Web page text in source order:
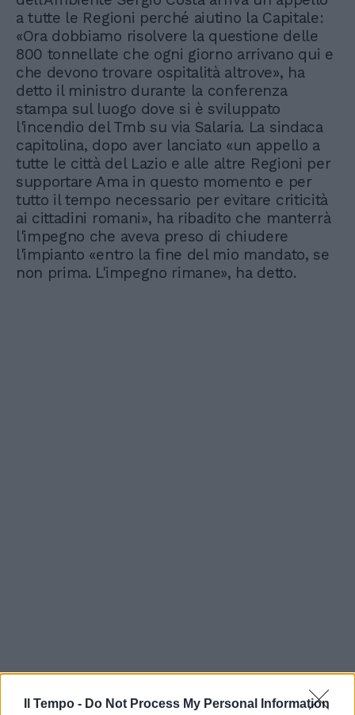
Il Tempo - Do Not Process My Personal Information
a tutte le Regioni perché aiutino la Capitale:
«Ora dobbiamo risolvere la questione delle
800 tonnellate che ogni giorno arrivano qui e
che devono trovare ospitalità altrove», ha
detto il ministro durante la conferenza
stampa sul luogo dove si è sviluppato
l'incendio del Tmb su via Salaria. La sindaca
capitolina, dopo aver lanciato «un appello a
tutte le città del Lazio e alle altre Regioni per
supportare Ama in questo momento e per
tutto il tempo necessario per evitare criticità
ai cittadini romani», ha ribadito che manterrà
l'impegno che aveva preso di chiudere
l'impianto «entro la fine del mio mandato, se
non prima. L'impegno rimane», ha detto.